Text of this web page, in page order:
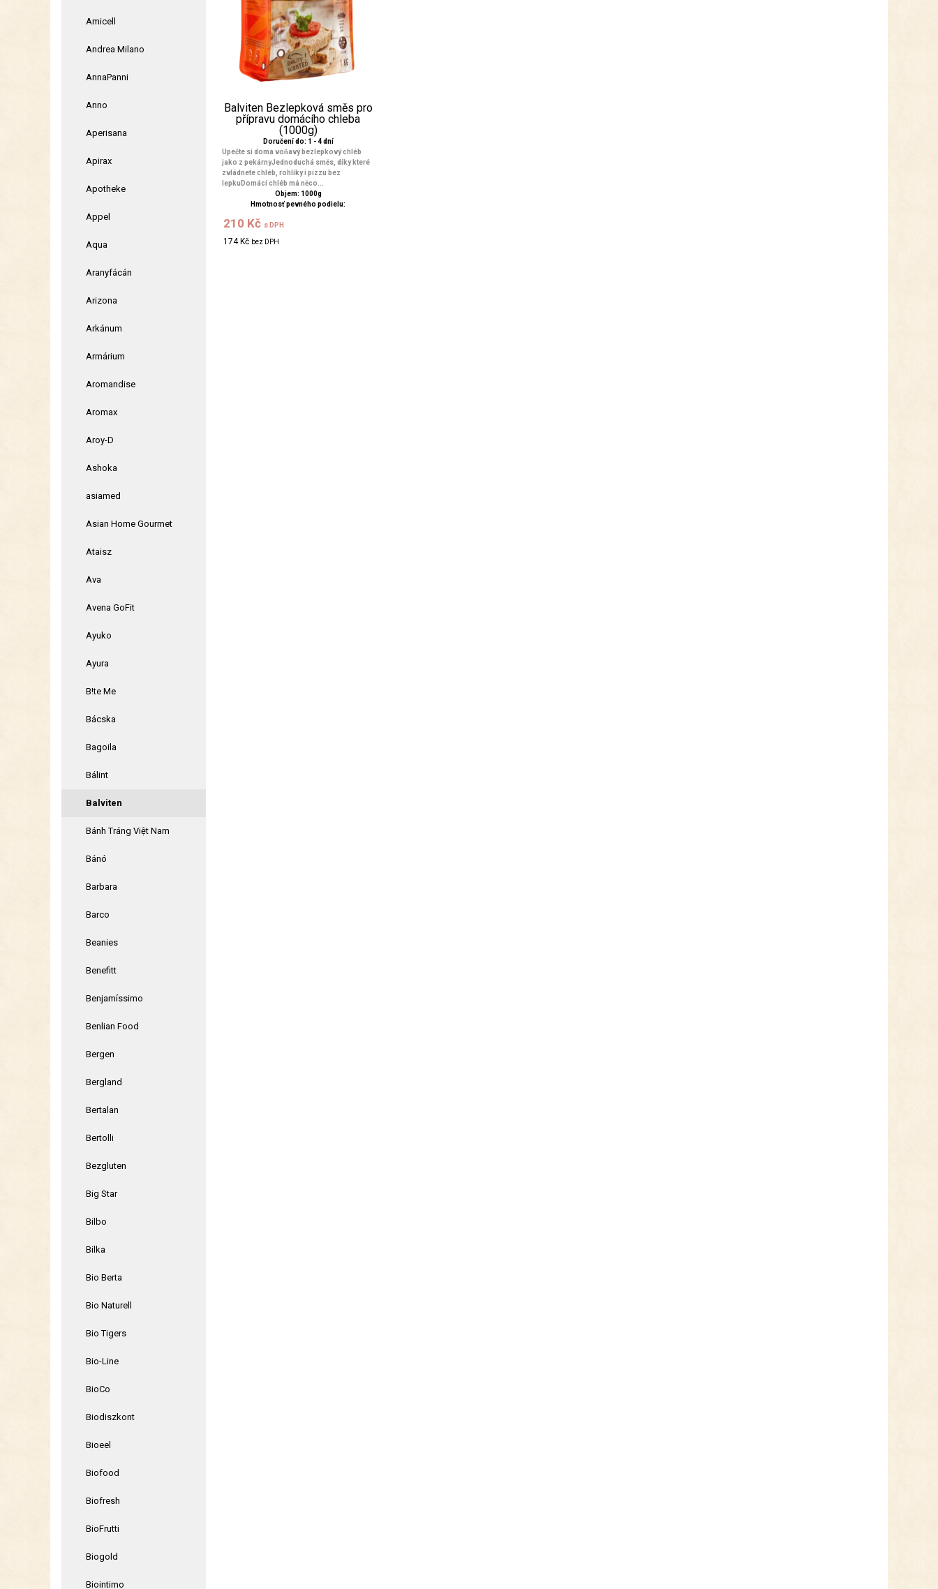
Amicell
Andrea Milano
AnnaPanni
Anno
Aperisana
Apirax
Apotheke
Appel
Aqua
Aranyfácán
Arizona
Arkánum
Armárium
Aromandise
Aromax
Aroy-D
Ashoka
asiamed
Asian Home Gourmet
Ataisz
Ava
Avena GoFit
Ayuko
Ayura
B!te Me
Bácska
Bagoila
Bálint
Balviten
Bánh Tráng Việt Nam
Bánó
Barbara
Barco
Beanies
Benefitt
Benjamíssimo
Benlian Food
Bergen
Bergland
Bertalan
Bertolli
Bezgluten
Big Star
Bilbo
Bilka
Bio Berta
Bio Naturell
Bio Tigers
Bio-Line
BioCo
Biodiszkont
Bioeel
Biofood
Biofresh
BioFrutti
Biogold
Biointimo
Balviten Bezlepková směs pro
přípravu domácího chleba
(1000g)
Doručení do: 1 - 4 dní
Upečte si doma voňavý bezlepkový chléb
jako z pekárnyJednoduchá směs, díky které
zvládnete chléb, rohlíky i pizzu bez
lepkuDomácí chléb má něco...
Objem: 1000g
Hmotnosť pevného podielu:
210 Kč s DPH
174 Kč bez DPH